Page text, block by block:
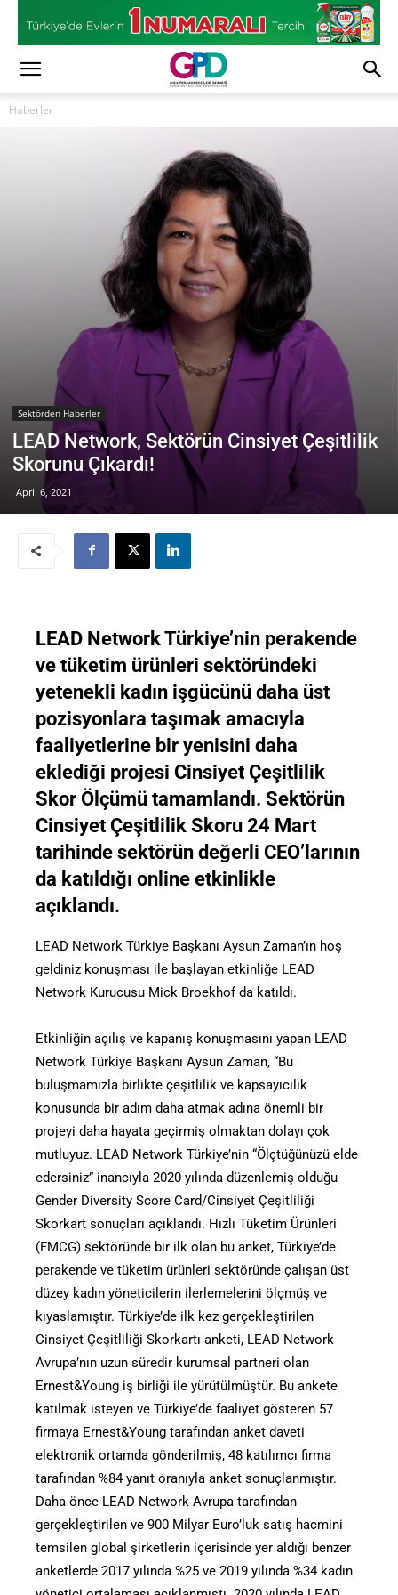
Haberler
Sektörden Haberler
LEAD Network, Sektörün Cinsiyet Çeşitlilik
Skorunu Çıkardı!
April 6, 2021
LEAD Network Türkiye’nin perakende
ve tüketim ürünleri sektöründeki
yetenekli kadın işgücünü daha üst
pozisyonlara taşımak amacıyla
faaliyetlerine bir yenisini daha
eklediği projesi Cinsiyet Çeşitlilik
Skor Ölçümü tamamlandı. Sektörün
Cinsiyet Çeşitlilik Skoru 24 Mart
tarihinde sektörün değerli CEO’larının
da katıldığı online etkinlikle
açıklandı.
LEAD Network Türkiye Başkanı Aysun Zaman’ın hoş
geldiniz konuşması ile başlayan etkinliğe LEAD
Network Kurucusu Mick Broekhof da katıldı.
Etkinliğin açılış ve kapanış konuşmasını yapan LEAD
Network Türkiye Başkanı Aysun Zaman, “Bu
buluşmamızla birlikte çeşitlilik ve kapsayıcılık
konusunda bir adım daha atmak adına önemli bir
projeyi daha hayata geçirmiş olmaktan dolayı çok
mutluyuz. LEAD Network Türkiye’nin “Ölçtüğünüzü elde
edersiniz” inancıyla 2020 yılında düzenlemiş olduğu
Gender Diversity Score Card/Cinsiyet Çeşitliliği
Skorkart sonuçları açıklandı. Hızlı Tüketim Ürünleri
(FMCG) sektöründe bir ilk olan bu anket, Türkiye’de
perakende ve tüketim ürünleri sektöründe çalışan üst
düzey kadın yöneticilerin ilerlemelerini ölçmüş ve
kıyaslamıştır. Türkiye’de ilk kez gerçekleştirilen
Cinsiyet Çeşitliliği Skorkartı anketi, LEAD Network
Avrupa’nın uzun süredir kurumsal partneri olan
Ernest&Young iş birliği ile yürütülmüştür. Bu ankete
katılmak isteyen ve Türkiye’de faaliyet gösteren 57
firmaya Ernest&Young tarafından anket daveti
elektronik ortamda gönderilmiş, 48 katılımcı firma
tarafından %84 yanıt oranıyla anket sonuçlanmıştır.
Daha önce LEAD Network Avrupa tarafından
gerçekleştirilen ve 900 Milyar Euro’luk satış hacmini
temsilen global şirketlerin içerisinde yer aldığı benzer
anketlerde 2017 yılında %25 ve 2019 yılında %34 kadın